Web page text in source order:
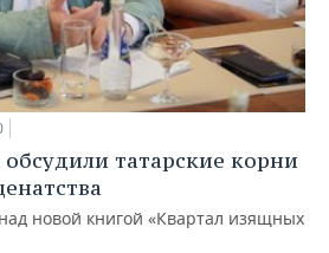
татарские корни
новой книгой «Квартал изящных